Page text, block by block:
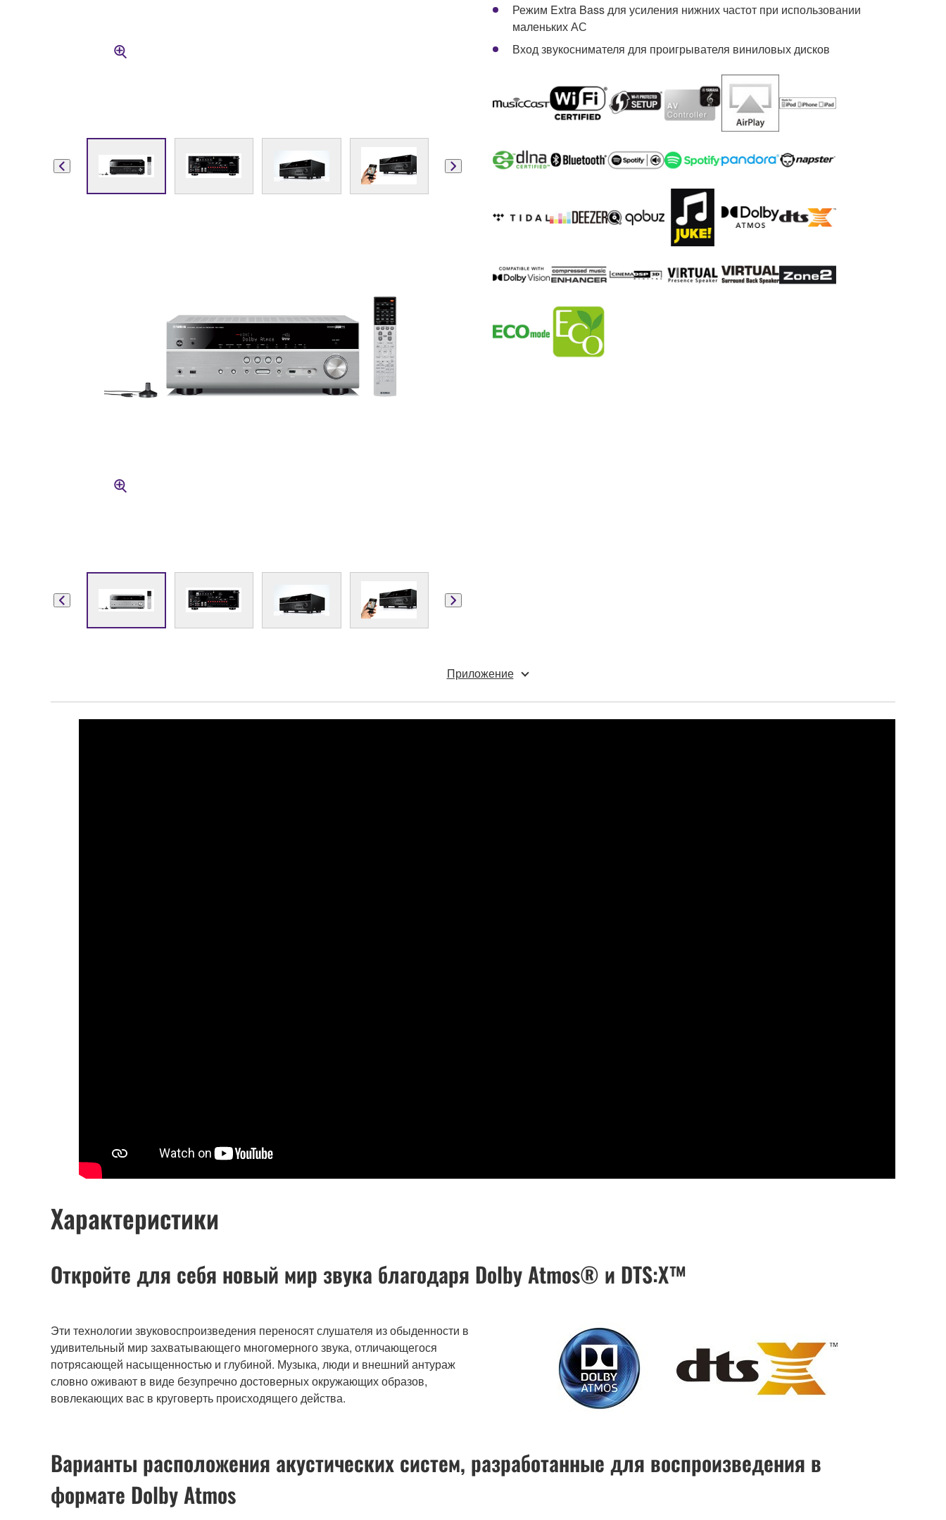
Режим Extra Bass для усиления нижних частот при использовании
маленьких АС
Вход звукоснимателя для проигрывателя виниловых дисков
Приложение
Характеристики
Откройте для себя новый мир звука благодаря Dolby Atmos® и DTS:X™
Эти технологии звуковоспроизведения переносят слушателя из обыденности в
удивительный мир захватывающего многомерного звука, отличающегося
потрясающей насыщенностью и глубиной. Музыка, люди и внешний антураж
словно оживают в виде безупречно достоверных окружающих образов,
вовлекающих вас в круговерть происходящего действа.
Варианты расположения акустических систем, разработанные для воспроизведения в
формате Dolby Atmos